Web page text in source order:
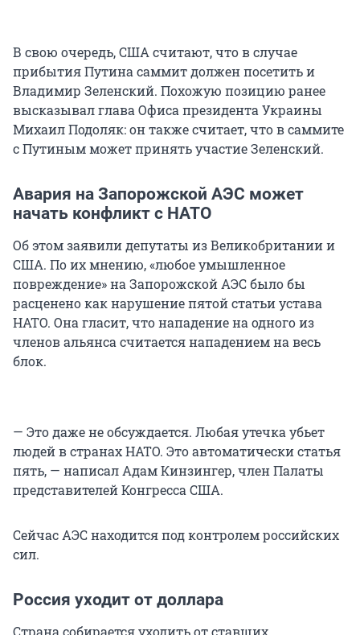
В свою очередь, США считают, что в случае
прибытия Путина саммит должен посетить и
Владимир Зеленский. Похожую позицию ранее
высказывал глава Офиса президента Украины
Михаил Подоляк: он также считает, что в саммите
с Путиным может принять участие Зеленский.
Авария на Запорожской АЭС может
начать конфликт с НАТО
Об этом заявили депутаты из Великобритании и
США. По их мнению, «любое умышленное
повреждение» на Запорожской АЭС было бы
расценено как нарушение пятой статьи устава
НАТО. Она гласит, что нападение на одного из
членов альянса считается нападением на весь
блок.
— Это даже не обсуждается. Любая утечка убьет
людей в странах НАТО. Это автоматически статья
пять, — написал Адам Кинзингер, член Палаты
представителей Конгресса США.
Сейчас АЭС находится под контролем российских
сил.
Россия уходит от доллара
Страна собирается уходить от ставших